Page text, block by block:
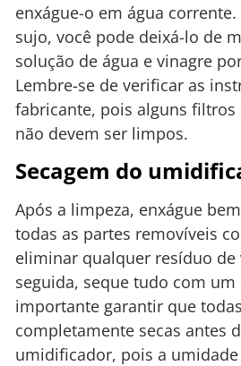
enxágue-o em água
sujo, você pode deixá-lo de
solução de água e vinagre
Lembre-se de verificar as
fabricante, pois alguns filtros
não devem ser limpos.
Secagem do
Após a limpeza, enxágue
todas as partes removíveis
eliminar qualquer resíduo de
seguida, seque tudo com um
importante garantir que
completamente secas antes
umidificador, pois a